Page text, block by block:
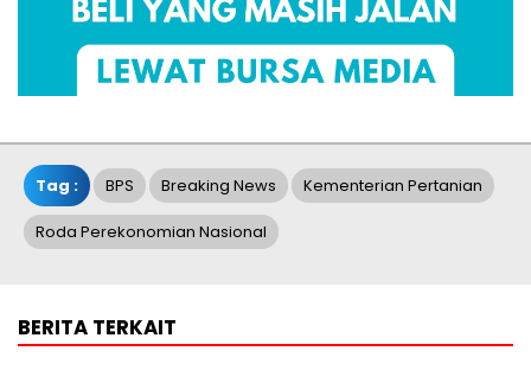
Tag : BPS Breaking News Kementerian Pertanian
Roda Perekonomian Nasional
BERITA TERKAIT